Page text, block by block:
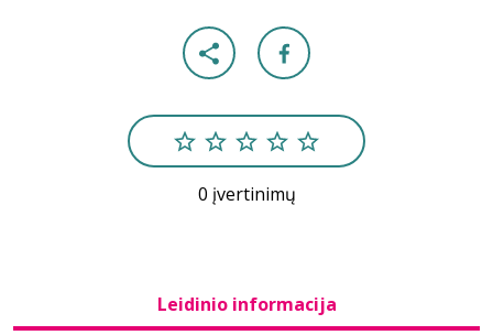
0 įvertinimų
Leidinio informacija